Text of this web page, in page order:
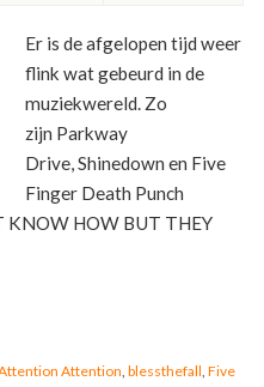
Er is de afgelopen tijd weer
flink wat gebeurd in de
muziekwereld. Zo
zijn Parkway
Drive, Shinedown en Five
Finger Death Punch
KNOW HOW BUT THEY
Attention blessthefall Five